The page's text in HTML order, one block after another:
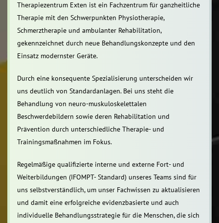
Therapiezentrum Exten ist ein Fachzentrum für ganzheitliche
Therapie mit den Schwerpunkten Physiotherapie,
Schmerztherapie und ambulanter Rehabilitation,
gekennzeichnet durch neue Behandlungskonzepte und den
Einsatz modernster Geräte.
Durch eine konsequente Spezialisierung unterscheiden wir
uns deutlich von Standardanlagen. Bei uns steht die
Behandlung von neuro-muskuloskelettalen
Beschwerdebildern sowie deren Rehabilitation und
Prävention durch unterschiedliche Therapie- und
Trainingsmaßnahmen im Fokus.
Regelmäßige qualifizierte interne und externe Fort- und
Weiterbildungen (IFOMPT- Standard) unseres Teams sind für
uns selbstverständlich, um unser Fachwissen zu aktualisieren
und damit eine erfolgreiche evidenzbasierte und auch
individuelle Behandlungsstrategie für die Menschen, die sich